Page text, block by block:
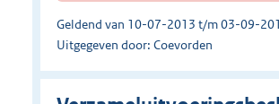
Geldend van 10-07-2013 t/m 03-09-
Uitgegeven door: Coevorden